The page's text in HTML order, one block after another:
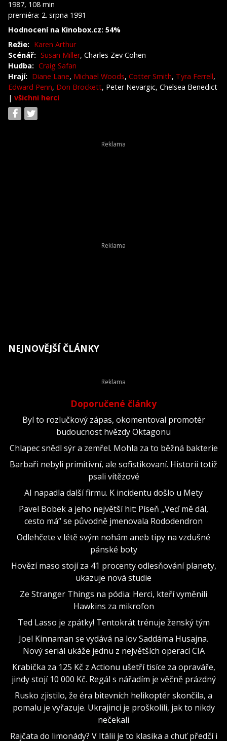
1987, 108 min
premiéra: 2. srpna 1991
Hodnocení na Kinobox.cz: 54%
Režie: Karen Arthur
Scénář: Susan Miller, Charles Zev Cohen
Hudba: Craig Safan
Hrají: Diane Lane, Michael Woods, Cotter Smith, Tyra Ferrell,
Edward Penn, Don Brockett, Peter Nevargic, Chelsea Benedict
| všichni herci
NEJNOVĚJŠÍ ČLÁNKY
Doporučené články
Byl to rozlučkový zápas, okomentoval promotér
budoucnost hvězdy Oktagonu
Chlapec snědl sýr a zemřel. Mohla za to běžná bakterie
Barbaři nebyli primitivní, ale sofistikovaní. Historii totiž
psali vítězové
AI napadla další firmu. K incidentu došlo u Mety
Pavel Bobek a jeho největší hit: Píseň „Veď mě dál,
cesto má“ se původně jmenovala Rododendron
Odlehčete v létě svým nohám aneb tipy na vzdušné
pánské boty
Hovězí maso stojí za 41 procenty odlesňování planety,
ukazuje nová studie
Ze Stranger Things na pódia: Herci, kteří vyměnili
Hawkins za mikrofon
Ted Lasso je zpátky! Tentokrát trénuje ženský tým
Joel Kinnaman se vydává na lov Saddáma Husajna.
Nový seriál ukáže jednu z největších operací CIA
Krabička za 125 Kč z Actionu ušetří tisíce za opraváře,
jindy stojí 10 000 Kč. Regál s nářadím je věčně prázdný
Rusko zjistilo, že éra bitevních helikoptér skončila, a
pomalu je vyřazuje. Ukrajinci je proškolili, jak to nikdy
nečekali
Rajčata do limonády? V Itálii je to klasika a chuť předčí i